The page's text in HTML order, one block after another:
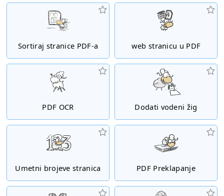
Sortiraj stranice PDF-a web stranicu u PDF
PDF OCR Dodati vodeni žig
Umetni brojeve stranica PDF Preklapanje